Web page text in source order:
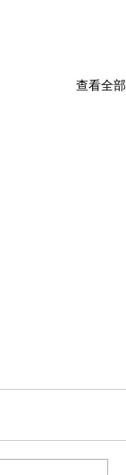
查看全部